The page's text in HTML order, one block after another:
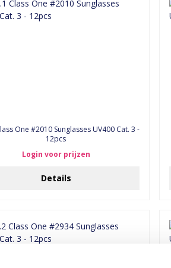
One #2010 Sunglasses UV400 Cat. 3 -
12pcs
Login voor prijzen
Details